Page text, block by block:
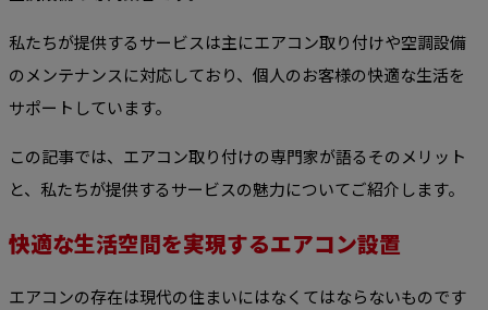
私たちが提供するサービスは主にエアコン取り付けや空調設備
のメンテナンスに対応しており、個人のお客様の快適な生活を
サポートしています。
この記事では、エアコン取り付けの専門家が語るそのメリット
と、私たちが提供するサービスの魅力についてご紹介します。
快適な生活空間を実現するエアコン設置
エアコンの存在は現代の住まいにはなくてはならないものです